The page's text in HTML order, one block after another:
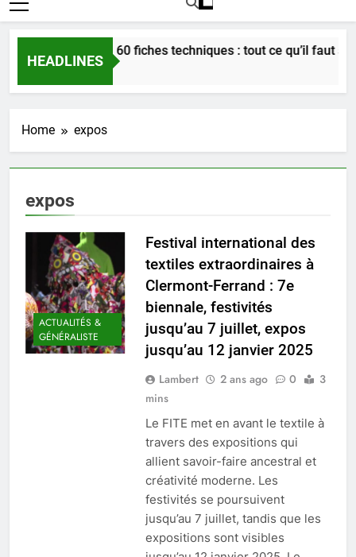
HEADLINES
Bordeaux en 60 fiches techniques : tout ce qu’il faut
3 Semaines Ago
Home expos
expos
ACTUALITÉS &
GÉNÉRALISTE
Festival international des
textiles extraordinaires à
Clermont-Ferrand : 7e
biennale, festivités
jusqu’au 7 juillet, expos
jusqu’au 12 janvier 2025
Lambert 2 ans ago 0
3
mins
Le FITE met en avant le textile à
travers des expositions qui
allient savoir-faire ancestral et
créativité moderne. Les
festivités se poursuivent
jusqu’au 7 juillet, tandis que les
expositions sont visibles